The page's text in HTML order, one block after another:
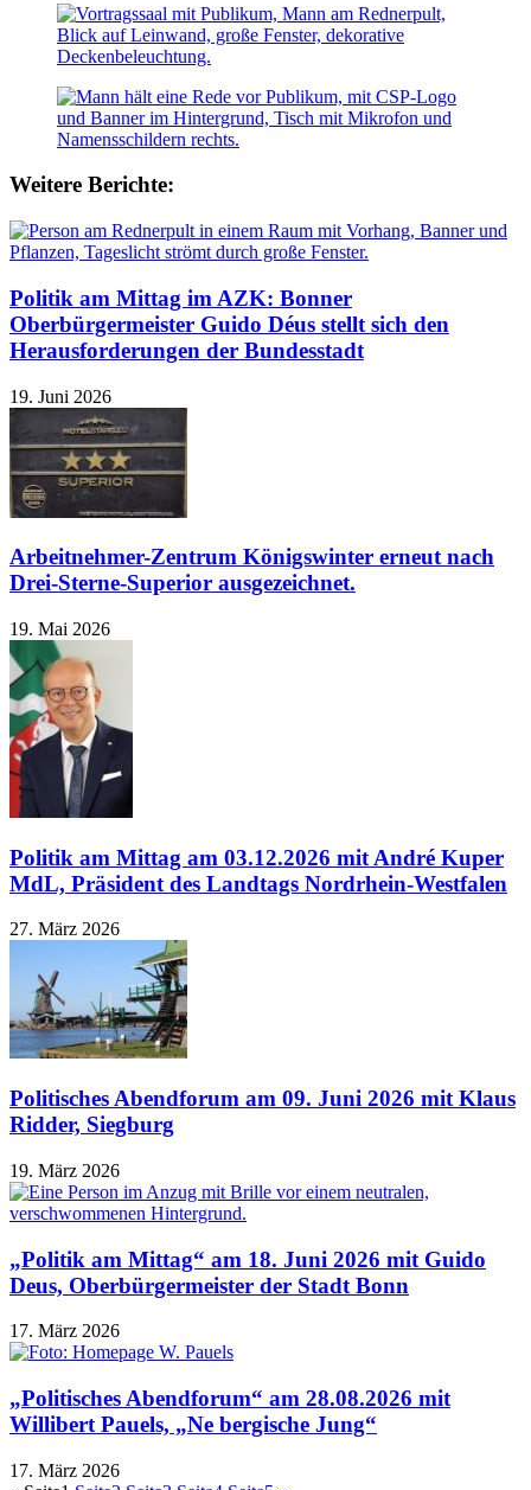
Weitere Berichte:
Politik am Mittag im AZK: Bonner
Oberbürgermeister Guido Déus stellt sich den
Herausforderungen der Bundesstadt
19. Juni 2026
Arbeitnehmer-Zentrum Königswinter erneut nach
Drei-Sterne-Superior ausgezeichnet.
19. Mai 2026
Politik am Mittag am 03.12.2026 mit André Kuper
MdL, Präsident des Landtags Nordrhein-Westfalen
27. März 2026
Politisches Abendforum am 09. Juni 2026 mit Klaus
Ridder, Siegburg
19. März 2026
„Politik am Mittag“ am 18. Juni 2026 mit Guido
Deus, Oberbürgermeister der Stadt Bonn
17. März 2026
„Politisches Abendforum“ am 28.08.2026 mit
Willibert Pauels, „Ne bergische Jung“
17. März 2026